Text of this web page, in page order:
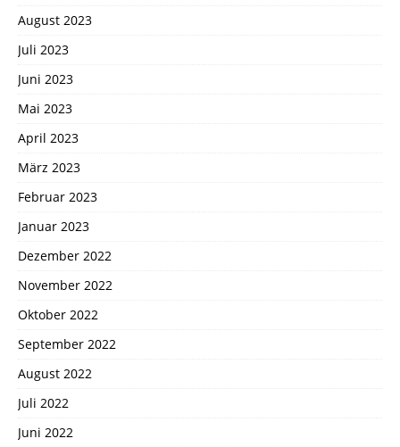
August 2023
Juli 2023
Juni 2023
Mai 2023
April 2023
März 2023
Februar 2023
Januar 2023
Dezember 2022
November 2022
Oktober 2022
September 2022
August 2022
Juli 2022
Juni 2022